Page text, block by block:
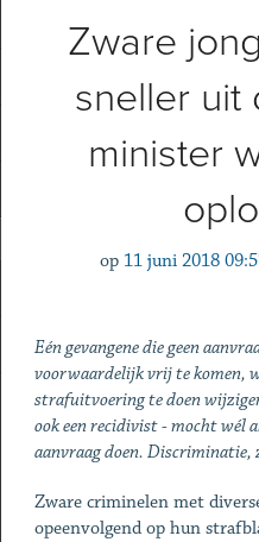
​Zware
sneller uit
minister
op 11 juni 2018
Eén gevangene die geen
voorwaardelijk vrij te komen,
strafuitvoering te doen
ook een recidivist - mocht wél
aanvraag doen.
Zware criminelen met
opeenvolgend op hun